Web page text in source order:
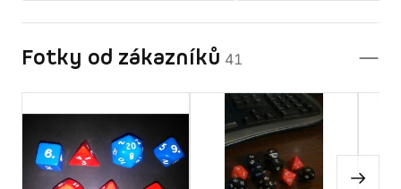
Fotky od zákazníků 41